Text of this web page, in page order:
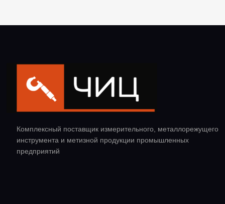
Комплексный поставщик измерительного, металлорежущего
инструмента и метизной продукции промышленных
предприятий